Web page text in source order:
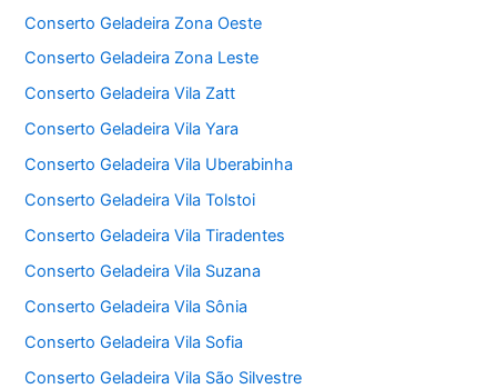
Conserto Geladeira Zona Oeste
Conserto Geladeira Zona Leste
Conserto Geladeira Vila Zatt
Conserto Geladeira Vila Yara
Conserto Geladeira Vila Uberabinha
Conserto Geladeira Vila Tolstoi
Conserto Geladeira Vila Tiradentes
Conserto Geladeira Vila Suzana
Conserto Geladeira Vila Sônia
Conserto Geladeira Vila Sofia
Conserto Geladeira Vila São Silvestre